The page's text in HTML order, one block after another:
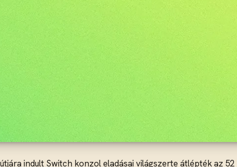
indult Switch konzol eladásai világszerte átlépték az